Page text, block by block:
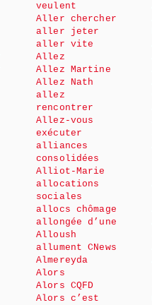
veulent
Aller chercher
aller jeter
aller vite
Allez
Allez Martine
Allez Nath
allez
rencontrer
Allez-vous
exécuter
alliances
consolidées
Alliot-Marie
allocations
sociales
allocs chômage
allongée d’une
Alloush
allument CNews
Almereyda
Alors
Alors CQFD
Alors c’est